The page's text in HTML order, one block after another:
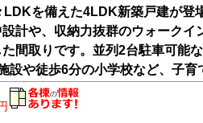
LDKを備えた4LDK新築戸建が登
計や、収納力抜群のウォークイ
間取りです。並列2台駐車可能
設や徒歩6分の小学校など、子育
利用可能な安心の新生活をここ